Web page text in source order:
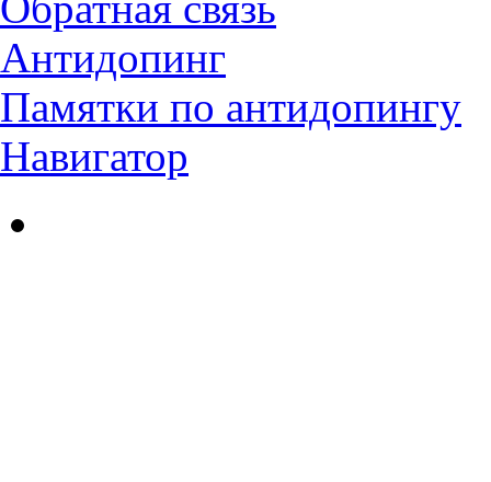
Антидопинг
Памятки по антидопингу
Навигатор